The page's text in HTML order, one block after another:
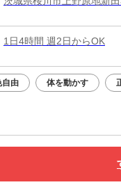
1日4時間 週2日からOK
自由 体を動かす